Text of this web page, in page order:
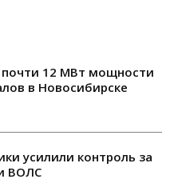
почти 12 МВт мощности
в Новосибирске
усилили контроль за
ВОЛС